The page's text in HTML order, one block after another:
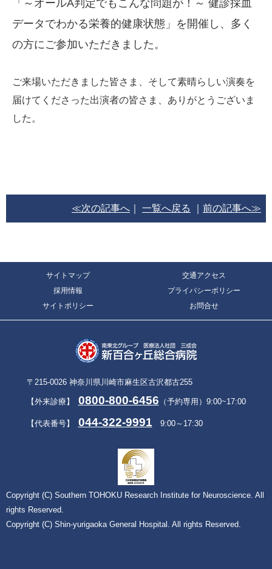
「～オールA判定でもこんな問題が！～ 健診採血
データでわかる栄養的健康状態」を開催し、多く
の方にご参加いただきました。
ご来場いただきました皆さま、そして素晴らしい演奏を
届けてくださった出演者の皆さま、ありがとうございま
した。
≪次の記事へ 一覧へ戻る 前の記事へ≫
サイトマップ 交通アクセス
採用情報 プライバシーポリシー
サイトポリシー お問合せ
〒215-0026 神奈川県川崎市麻生区古沢都古255
【外来診療】 0800-800-6456 （予約専用）9:00~17:00
【代表番号】 044-322-9991 9:00～17:30
Copyright (C) Southern TOHOKU Research Institute for Neuroscience. All
rights Reserved.
Copyright (C) Shin-yurigaoka General Hospital. All rights Reserved.